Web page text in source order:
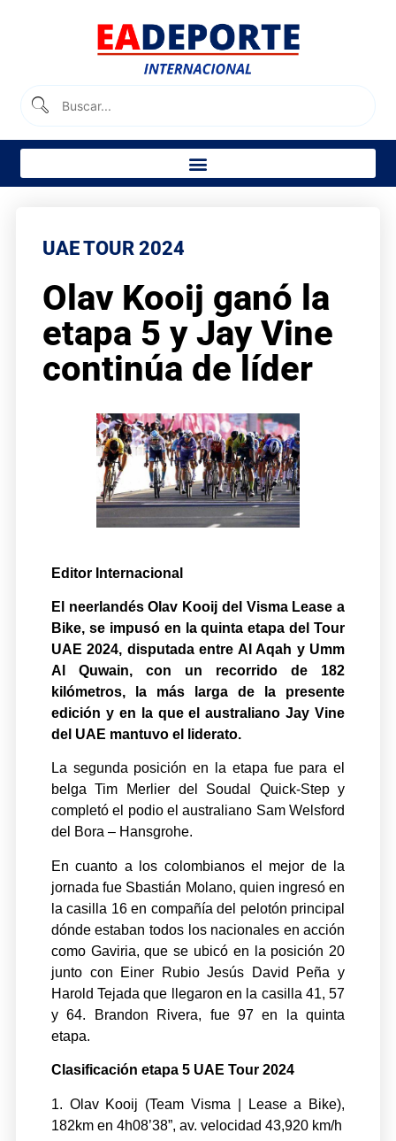
UAE TOUR 2024
Olav Kooij ganó la
etapa 5 y Jay Vine
continúa de líder
Editor Internacional
El neerlandés Olav Kooij del Visma Lease a
Bike, se impusó en la quinta etapa del Tour
UAE 2024, disputada entre Al Aqah y Umm
Al Quwain, con un recorrido de 182
kilómetros, la más larga de la presente
edición y en la que el australiano Jay Vine
del UAE mantuvo el liderato.
La segunda posición en la etapa fue para el
belga Tim Merlier del Soudal Quick-Step y
completó el podio el australiano Sam Welsford
del Bora – Hansgrohe.
En cuanto a los colombianos el mejor de la
jornada fue Sbastián Molano, quien ingresó en
la casilla 16 en compañía del pelotón principal
dónde estaban todos los nacionales en acción
como Gaviria, que se ubicó en la posición 20
junto con Einer Rubio Jesús David Peña y
Harold Tejada que llegaron en la casilla 41, 57
y 64. Brandon Rivera, fue 97 en la quinta
etapa.
Clasificación etapa 5 UAE Tour 2024
1. Olav Kooij (Team Visma | Lease a Bike),
182km en 4h08’38”, av. velocidad 43,920 km/h